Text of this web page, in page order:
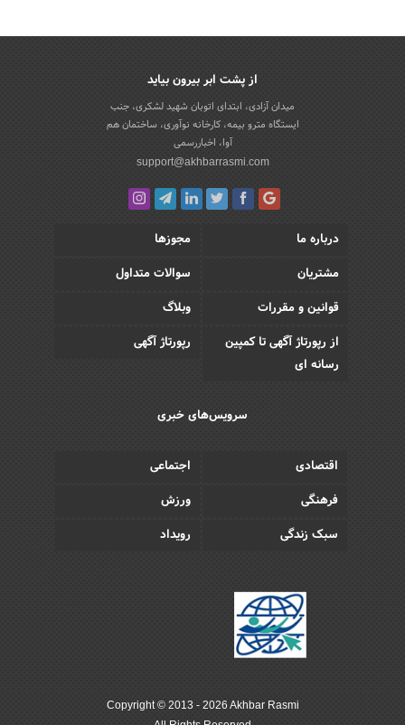
از پشت ابر بیرون بیاید
میدان آزادی، ابتدای اتوبان شهید لشکری، جنب
ایستگاه مترو بیمه، کارخانه نوآوری، ساختمان هم
آوا، اخباررسمی
support@akhbarrasmi.com
درباره ما
مجوزها
مشتریان
سوالات متداول
قوانین و مقررات
وبلاگ
از رپورتاژ آگهی تا کمپین
رسانه ای
رپورتاژ آگهی
سرویس‌های خبری
اقتصادی
اجتماعی
فرهنگی
ورزش
سبک زندگی
رویداد
Copyright © 2013 - 2026 Akhbar Rasmi